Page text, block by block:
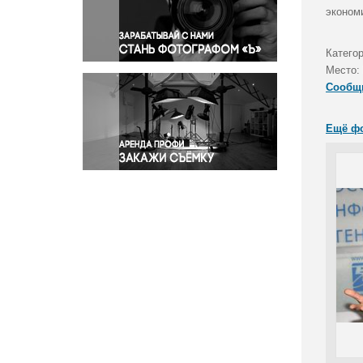
Правосудие
Происшествия и конфликты
Религия
Светская жизнь
Спорт
Экология
Экономика и бизнес
Место:
Ещё